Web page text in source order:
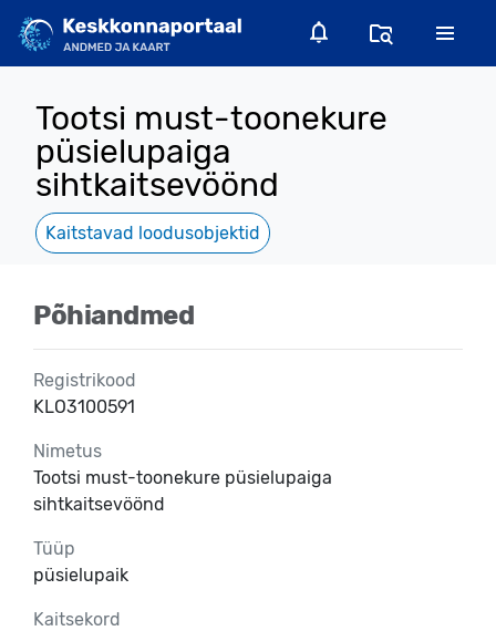
Tootsi must-toonekure
püsielupaiga
sihtkaitsevöönd
Kaitstavad loodusobjektid
Põhiandmed
Registrikood
KLO3100591
Nimetus
Tootsi must-toonekure püsielupaiga
sihtkaitsevöönd
Tüüp
püsielupaik
Kaitsekord